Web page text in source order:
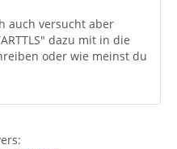
auch versucht aber
dazu mit in die
oder wie meinst du